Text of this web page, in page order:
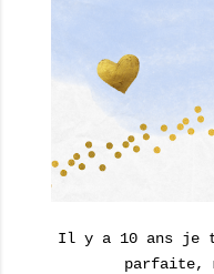
Il y a 10 ans je
parfaite,